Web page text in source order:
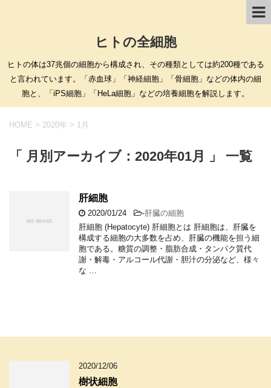
ヒトの全細胞
ヒトの体は37兆個の細胞から構成され、その種類としては約200種である
と言われています。「赤血球」「神経細胞」「骨細胞」などの体内の細
胞と、「iPS細胞」「HeLa細胞」などの培養細胞を解説します。
HOME > 2020年 > 1月
「 月別アーカイブ：2020年01月 」 一覧
肝細胞
2020/01/24 -肝臓の細胞
肝細胞 (Hepatocyte) 肝細胞とは 肝細胞は、肝臓を
構成する細胞の大多数を占め、肝臓の機能を担う細
胞である。糖質の調整・脂肪合成・タンパク質代
謝・解毒・アルコール代謝・胆汁の分泌など、様々
な …
2020/12/06
樹状細胞